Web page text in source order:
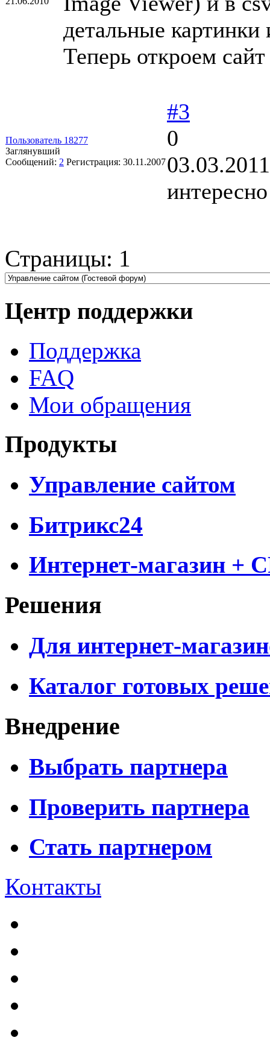
детальные картинки
Теперь откроем
Пользователь 18277
Заглянувший
Сообщений: 2 Регистрация: 30.11.2007
#3
0
интересно
Страницы: 1
Центр поддержки
Поддержка
FAQ
Мои обращения
Продукты
Управление сайтом
Битрикс24
Интернет-магазин +
Решения
Для интернет-
Каталог готовых
Внедрение
Выбрать партнера
Проверить партнера
Стать партнером
Контакты